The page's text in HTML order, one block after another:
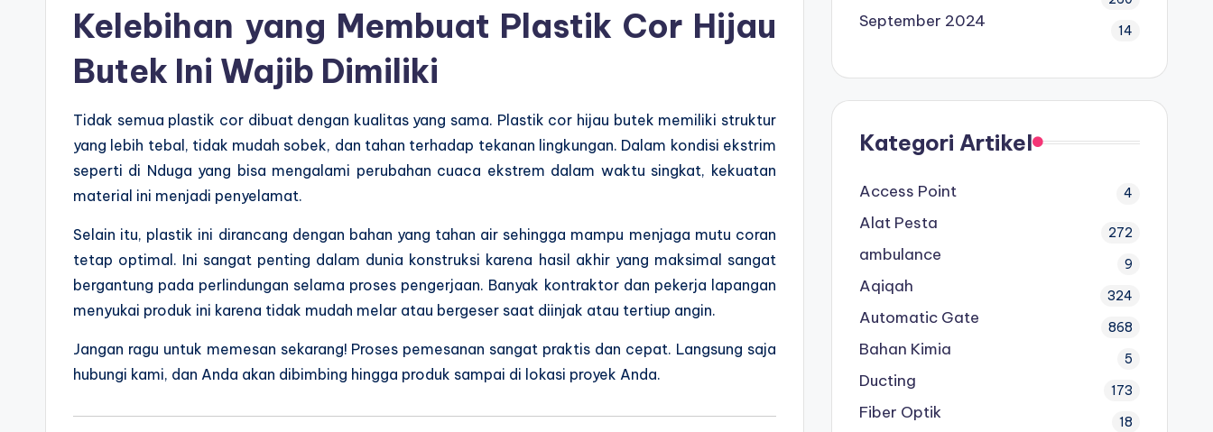
Kelebihan yang Membuat Plastik Cor Hijau
Butek Ini Wajib Dimiliki
Tidak semua plastik cor dibuat dengan kualitas yang sama. Plastik cor hijau butek memiliki struktur
yang lebih tebal, tidak mudah sobek, dan tahan terhadap tekanan lingkungan. Dalam kondisi ekstrim
seperti di Nduga yang bisa mengalami perubahan cuaca ekstrem dalam waktu singkat, kekuatan
material ini menjadi penyelamat.
Selain itu, plastik ini dirancang dengan bahan yang tahan air sehingga mampu menjaga mutu coran
tetap optimal. Ini sangat penting dalam dunia konstruksi karena hasil akhir yang maksimal sangat
bergantung pada perlindungan selama proses pengerjaan. Banyak kontraktor dan pekerja lapangan
menyukai produk ini karena tidak mudah melar atau bergeser saat diinjak atau tertiup angin.
Jangan ragu untuk memesan sekarang! Proses pemesanan sangat praktis dan cepat. Langsung saja
hubungi kami, dan Anda akan dibimbing hingga produk sampai di lokasi proyek Anda.
September 2024 14
Kategori Artikel
Access Point 4
Alat Pesta 272
ambulance 9
Aqiqah 324
Automatic Gate 868
Bahan Kimia 5
Ducting 173
Fiber Optik 18